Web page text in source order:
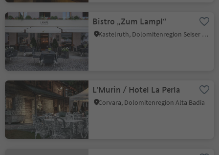
Bistro „Zum Lampl“
Kastelruth, Dolomitenregion Seiser Alm
L'Murin / Hotel La Perla
Corvara, Dolomitenregion Alta Badia